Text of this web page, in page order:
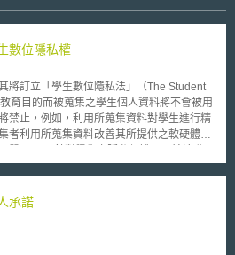
數位隱私權
訂立「學生數位隱私法」（The Student
育目的而被蒐集之學生個人資料將不會被用
禁止，例如，利用所蒐集資料對學生進行精
者利用所蒐集資料改善其所提供之軟硬體教
隱私法（Family Educational Rights and
）之蒐集、使用有知情同意權及其他
承諾